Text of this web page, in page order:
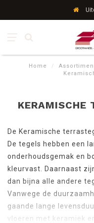
Home /
KERAMISCHE
De Keramische
De tegels hebben een
onderhoudsgemak en
kleurvast. Daarnaast
dan bijna alle andere
Vanwege de
gaande lange
vloeren met keramiek